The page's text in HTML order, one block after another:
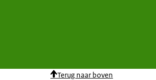
Terug naar boven